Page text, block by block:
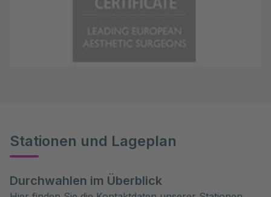
Stationen und Lageplan
Durchwahlen im Überblick